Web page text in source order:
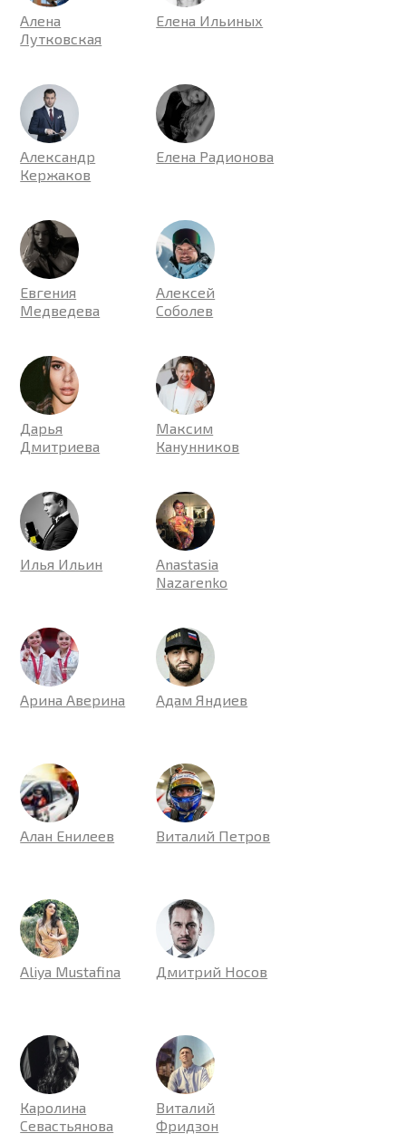
Алена
Лутковская
Елена Ильиных
Александр
Кержаков
Елена Радионова
Евгения
Медведева
Алексей
Соболев
Дарья
Дмитриева
Максим
Канунников
Илья Ильин
Anastasia
Nazarenko
Арина Аверина Адам Яндиев
Алан Енилеев Виталий Петров
Aliya Mustafina Дмитрий Носов
Каролина
Севастьянова
Виталий
Фридзон